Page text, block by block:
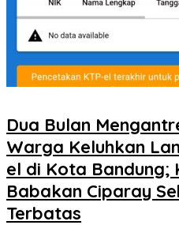
Dua Bulan
Warga Keluhkan
el di Kota Bandung;
Babakan Ciparay
Terbatas